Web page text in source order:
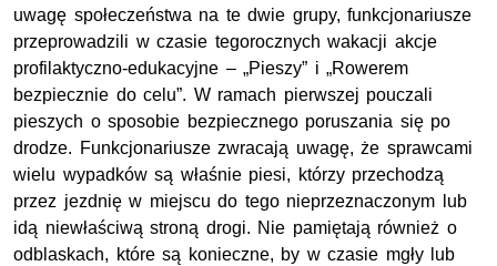
uwagę społeczeństwa na te dwie grupy, funkcjonariusze
przeprowadzili w czasie tegorocznych wakacji akcje
profilaktyczno-edukacyjne – „Pieszy” i „Rowerem
bezpiecznie do celu”. W ramach pierwszej pouczali
pieszych o sposobie bezpiecznego poruszania się po
drodze. Funkcjonariusze zwracają uwagę, że sprawcami
wielu wypadków są właśnie piesi, którzy przechodzą
przez jezdnię w miejscu do tego nieprzeznaczonym lub
idą niewłaściwą stroną drogi. Nie pamiętają również o
odblaskach, które są konieczne, by w czasie mgły lub